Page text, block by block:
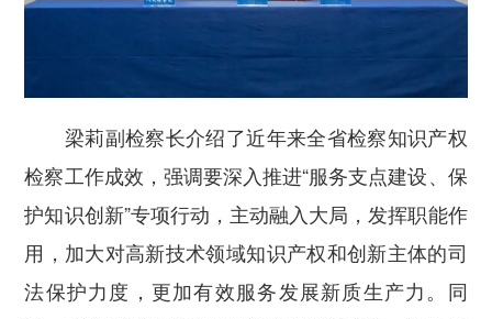
梁莉副检察长介绍了近年来全省检察知识产权
检察工作成效，强调要深入推进“服务支点建设、保
护知识创新”专项行动，主动融入大局，发挥职能作
用，加大对高新技术领域知识产权和创新主体的司
法保护力度，更加有效服务发展新质生产力。同